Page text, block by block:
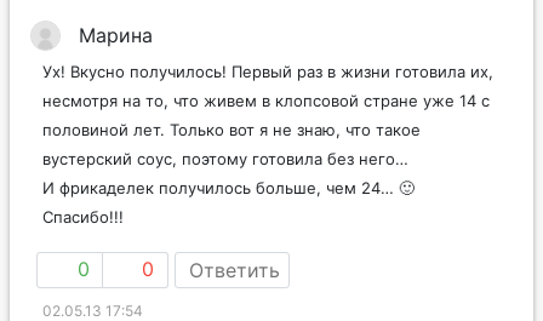
Марина
Ух! Вкусно получилось! Первый раз в жизни готовила их,
несмотря на то, что живем в клопсовой стране уже 14 с
половиной лет. Только вот я не знаю, что такое
вустерский соус, поэтому готовила без него…
И фрикаделек получилось больше, чем 24… 🙂
Спасибо!!!
0 0 Ответить
02.05.13 17:54